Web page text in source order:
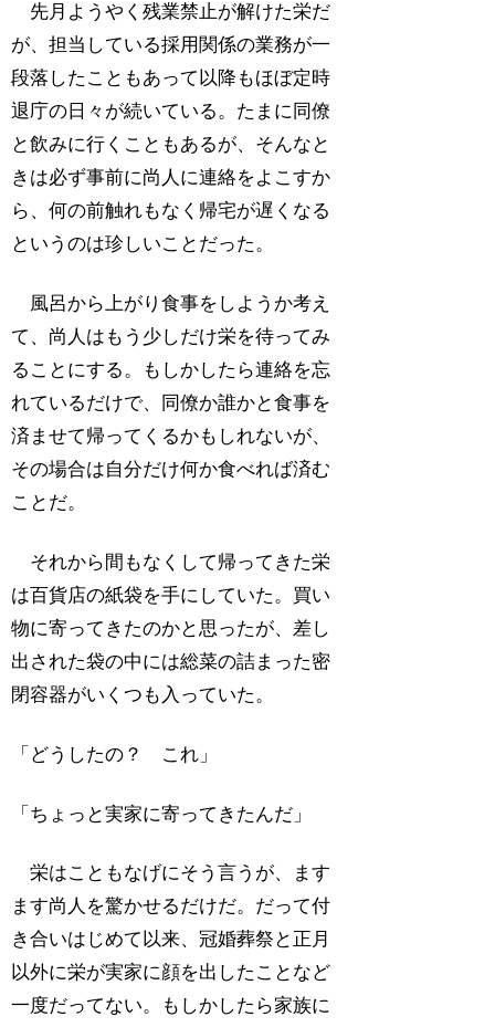
先月ようやく残業禁止が解けた栄だ
が、担当している採用関係の業務が一
段落したこともあって以降もほぼ定時
退庁の日々が続いている。たまに同僚
と飲みに行くこともあるが、そんなと
きは必ず事前に尚人に連絡をよこすか
ら、何の前触れもなく帰宅が遅くなる
というのは珍しいことだった。
風呂から上がり食事をしようか考え
て、尚人はもう少しだけ栄を待ってみ
ることにする。もしかしたら連絡を忘
れているだけで、同僚か誰かと食事を
済ませて帰ってくるかもしれないが、
その場合は自分だけ何か食べれば済む
ことだ。
それから間もなくして帰ってきた栄
は百貨店の紙袋を手にしていた。買い
物に寄ってきたのかと思ったが、差し
出された袋の中には総菜の詰まった密
閉容器がいくつも入っていた。
「どうしたの？ これ」
「ちょっと実家に寄ってきたんだ」
栄はこともなげにそう言うが、ます
ます尚人を驚かせるだけだ。だって付
き合いはじめて以来、冠婚葬祭と正月
以外に栄が実家に顔を出したことなど
一度だってない。もしかしたら家族に